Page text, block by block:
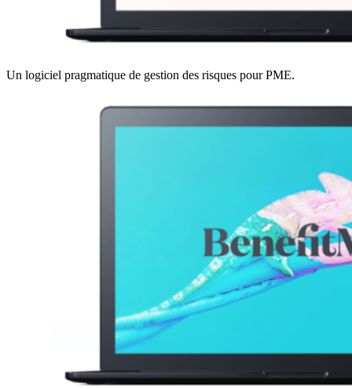
Un logiciel pragmatique de gestion des risques pour PME.